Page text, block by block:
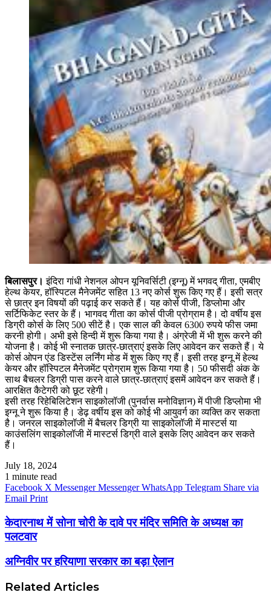
बिलासपुर। इंदिरा गांधी नेशनल ओपन यूनिवर्सिटी (इग्नू) में भगवद् गीता, एमबीए
हेल्थ केयर, हॉस्पिटल मैनेजमेंट सहित 13 नए कोर्स शुरू किए गए हैं। इसी सत्र
से छात्र इन विषयों की पढ़ाई कर सकते हैं। यह कोर्स पीजी, डिप्लोमा और
सर्टिफिकेट स्तर के हैं। भागवद गीता का कोर्स पीजी प्रोग्राम है। दो वर्षीय इस
डिग्री कोर्स के लिए 500 सीटें है। एक साल की केवल 6300 रुपये फीस जमा
करनी होगी। अभी इसे हिन्दी में शुरू किया गया है। अंग्रेजी में भी शुरू करने की
योजना है। कोई भी स्नातक छात्र-छात्राएं इसके लिए आवेदन कर सकते हैं। ये
कोर्स ओपन एंड डिस्टेंस लर्निंग मोड में शुरू किए गए हैं। इसी तरह इग्नू में हेल्थ
केयर और हॉस्पिटल मैनेजमेंट प्रोग्राम शुरू किया गया है। 50 फीसदी अंक के
साथ बैचलर डिग्री पास करने वाले छात्र-छात्राएं इसमें आवेदन कर सकते हैं।
आरक्षित कैटेगरी को छूट रहेगी।
इसी तरह रिहेबिलिटेशन साइकोलॉजी (पुनर्वास मनोविज्ञान) में पीजी डिप्लोमा भी
इग्नू ने शुरू किया है। डेढ़ वर्षीय इस को कोई भी आयुवर्ग का व्यक्ति कर सकता
है। जनरल साइकोलॉजी में बैचलर डिग्री या साइकोलॉजी में मास्टर्स या
काउंसलिंग साइकोलॉजी में मास्टर्स डिग्री वाले इसके लिए आवेदन कर सकते
हैं।
July 18, 2024
1 minute read
Facebook X Messenger Messenger WhatsApp Telegram Share via
Email Print
केदारनाथ में सोना चोरी के दावे पर मंदिर समिति के अध्यक्ष का
पलटवार
अग्निवीर पर हरियाणा सरकार का बड़ा ऐलान
Related Articles